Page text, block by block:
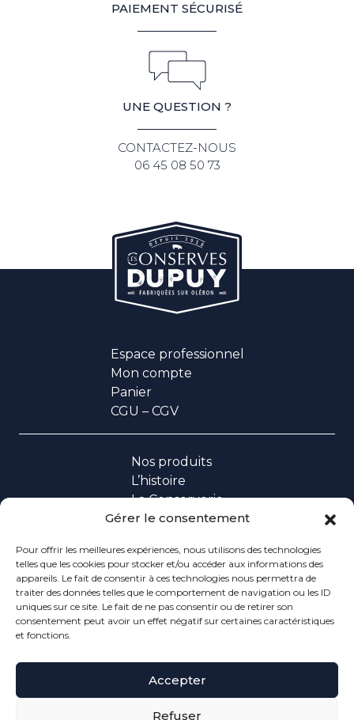
Gérer le consentement
Pour offrir les meilleures expériences, nous utilisons des technologies
telles que les cookies pour stocker et/ou accéder aux informations des
appareils. Le fait de consentir à ces technologies nous permettra de
traiter des données telles que le comportement de navigation ou les ID
uniques sur ce site. Le fait de ne pas consentir ou de retirer son
consentement peut avoir un effet négatif sur certaines caractéristiques
et fonctions.
Accepter
Refuser
PAIEMENT SÉCURISÉ
UNE QUESTION ?
CONTACTEZ-NOUS
06 45 08 50 73
Espace professionnel
Mon compte
Panier
CGU – CGV
Nos produits
L’histoire
La Conserverie
Contact
Espace professionnel
LES CONSERVES DUPUY